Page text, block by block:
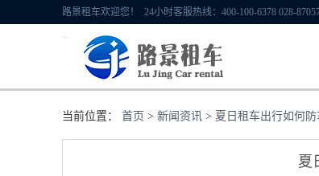
路景租车欢迎您！ 24小时客服热线：400-100-6378 028-
当前位置： 首页 > 新闻资讯 > 夏日租车出行如何防
夏